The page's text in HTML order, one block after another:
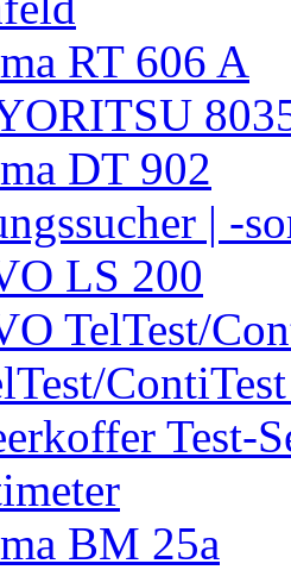
RT 606 A
DT 902
| -
LS 200
TelTest/
Test-
BM 25a